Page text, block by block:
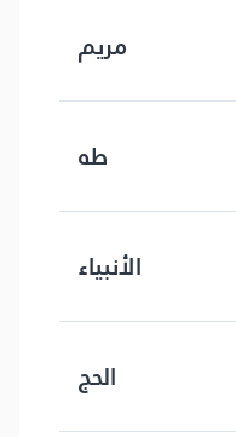
مریم
طه
الأنبياء
الحج